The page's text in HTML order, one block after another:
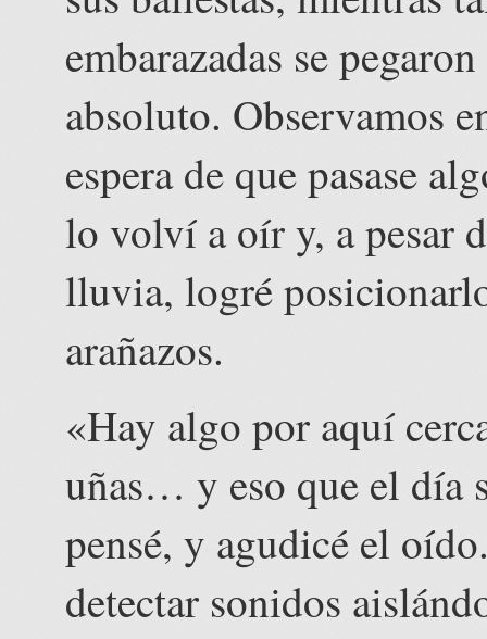
embarazadas se
absoluto. Observamos
espera de que pasase
lo volví a oír y, a pesar
lluvia, logré
arañazos.
«Hay algo por aquí
uñas… y eso que el día
pensé, y agudicé el
detectar sonidos